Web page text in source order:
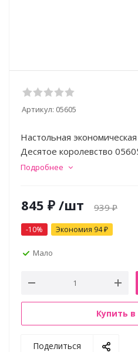
Артикул: 05605
Настольная
Десятое королевство
Подробнее
845 ₽ /шт 939₽
-10% Экономия 94₽
Мало
Купить
Поделиться